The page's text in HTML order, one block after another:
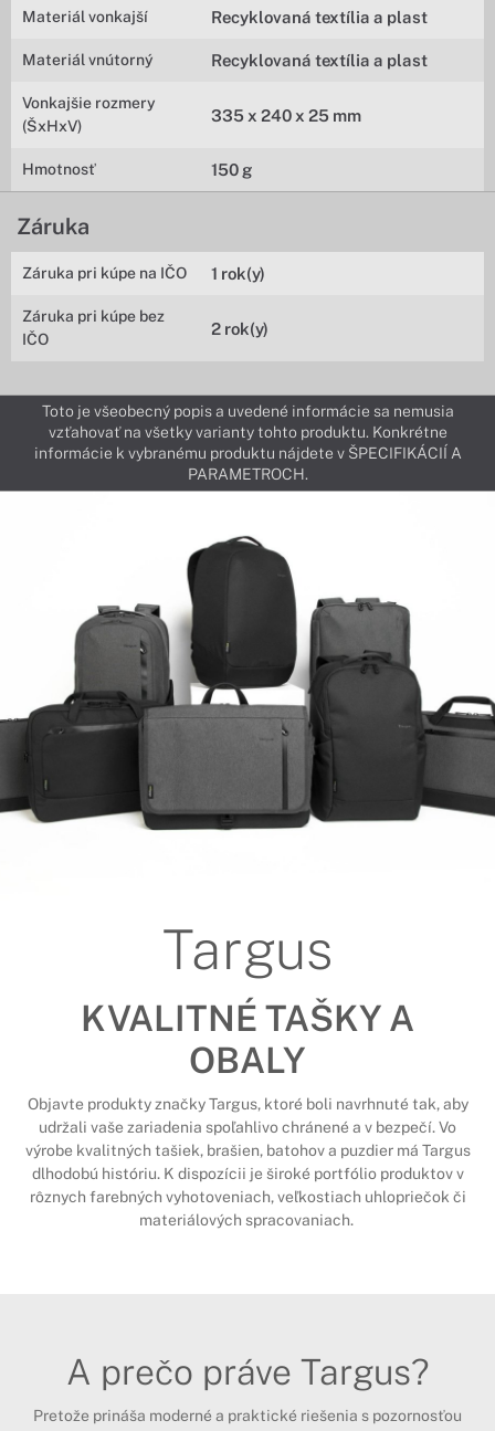
Materiál vonkajší Recyklovaná textília a plast
Materiál vnútorný Recyklovaná textília a plast
Vonkajšie rozmery
(ŠxHxV)
335 x 240 x 25 mm
Hmotnosť 150 g
Záruka
Záruka pri kúpe na IČO 1 rok(y)
Záruka pri kúpe bez
IČO
2 rok(y)
Toto je všeobecný popis a uvedené informácie sa nemusia
vzťahovať na všetky varianty tohto produktu. Konkrétne
informácie k vybranému produktu nájdete v ŠPECIFIKÁCIÍ A
PARAMETROCH.
Targus
KVALITNÉ TAŠKY A
OBALY
Objavte produkty značky Targus, ktoré boli navrhnuté tak, aby
udržali vaše zariadenia spoľahlivo chránené a v bezpečí. Vo
výrobe kvalitných tašiek, brašien, batohov a puzdier má Targus
dlhodobú históriu. K dispozícii je široké portfólio produktov v
rôznych farebných vyhotoveniach, veľkostiach uhlopriečok či
materiálových spracovaniach.
A prečo práve Targus?
Pretože prináša moderné a praktické riešenia s pozornosťou